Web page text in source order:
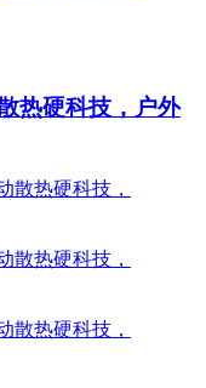
热硬科技，户外